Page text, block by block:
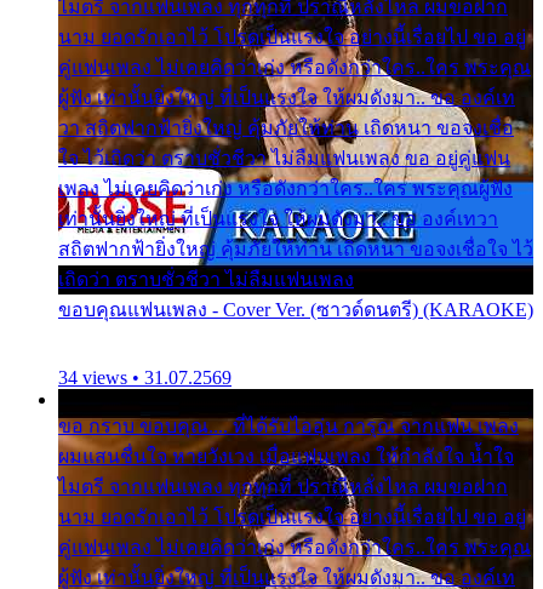
ไมตรี จากแฟนเพลง ทุกทุกที่ ปราณีหลั่งไหล ผมขอฝาก
นาม ยอดรักเอาไว้ โปรดเป็นแรงใจ อย่างนี้เรื่อยไป ขอ อยู่
คู่แฟนเพลง ไม่เคยคิดว่าเก่ง หรือดังกว่าใคร..ใคร พระคุณ
ผู้ฟัง เท่านั้นยิ่งใหญ่ ที่เป็นแรงใจ ให้ผมดังมา.. ขอ องค์เท
วา สถิตฟากฟ้ายิ่งใหญ่ คุ้มภัยให้ท่าน เถิดหนา ขอจงเชื่อ
ใจ ไว้เถิดว่า ตราบชั่วชีวา ไม่ลืมแฟนเพลง ขอ อยู่คู่แฟน
เพลง ไม่เคยคิดว่าเก่ง หรือดังกว่าใคร..ใคร พระคุณผู้ฟัง
เท่านั้นยิ่งใหญ่ ที่เป็นแรงใจ ให้ผมดังมา.. ขอ องค์เทวา
สถิตฟากฟ้ายิ่งใหญ่ คุ้มภัยให้ท่าน เถิดหนา ขอจงเชื่อใจ ไว้
เถิดว่า ตราบชั่วชีวา ไม่ลืมแฟนเพลง
ขอบคุณแฟนเพลง - Cover Ver. (ซาวด์ดนตรี) (KARAOKE)
34 views • 31.07.2569
ขอ กราบ ขอบคุณ.... ที่ได้รับไออุ่น การุณ จากแฟน เพลง
ผมแสนชื่นใจ หายวังเวง เมื่อแฟนเพลง ให้กำลังใจ น้ำใจ
ไมตรี จากแฟนเพลง ทุกทุกที่ ปราณีหลั่งไหล ผมขอฝาก
นาม ยอดรักเอาไว้ โปรดเป็นแรงใจ อย่างนี้เรื่อยไป ขอ อยู่
คู่แฟนเพลง ไม่เคยคิดว่าเก่ง หรือดังกว่าใคร..ใคร พระคุณ
ผู้ฟัง เท่านั้นยิ่งใหญ่ ที่เป็นแรงใจ ให้ผมดังมา.. ขอ องค์เท